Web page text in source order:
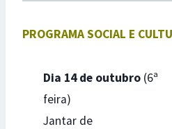
PROGRAMA SOCIAL E
Dia 14 de outubro (6ª
feira)
Jantar de